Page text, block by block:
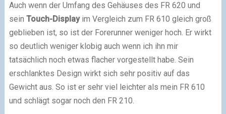
Auch wenn der Umfang des Gehäuses des FR 620 und
sein Touch-Displayim Vergleich zum FR 610 gleich groß
geblieben ist, so ist der Forerunner weniger hoch. Er wirkt
so deutlich weniger klobig auch wenn ich ihn mir
tatsächlich noch etwas flacher vorgestellt habe. Sein
erschlanktes Design wirkt sich sehr positiv auf das
Gewicht aus. So ist er sehr viel leichter als mein FR 610
und schlägt sogar noch den FR 210.